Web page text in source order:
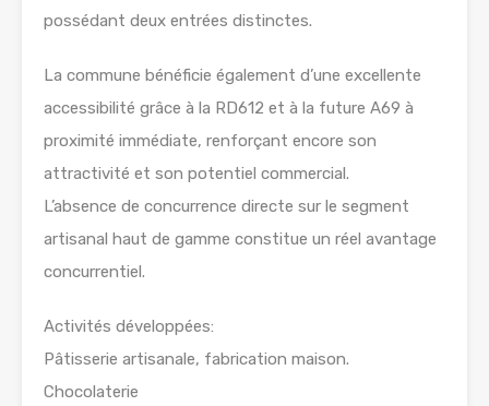
possédant deux entrées distinctes.
La commune bénéficie également d’une excellente
accessibilité grâce à la RD612 et à la future A69 à
proximité immédiate, renforçant encore son
attractivité et son potentiel commercial.
L’absence de concurrence directe sur le segment
artisanal haut de gamme constitue un réel avantage
concurrentiel.
Activités développées:
Pâtisserie artisanale, fabrication maison.
Chocolaterie